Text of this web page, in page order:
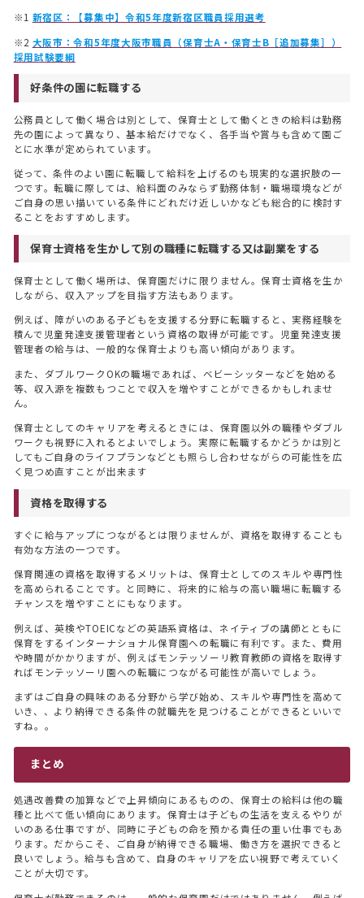
※1 新宿区：【募集中】令和5年度新宿区職員採用選考
※2 大阪市：令和5年度大阪市職員（保育士A・保育士B［追加募集］）
採用試験要綱
好条件の園に転職する
公務員として働く場合は別として、保育士として働くときの給料は勤務
先の園によって異なり、基本給だけでなく、各手当や賞与も含めて園ご
とに水準が定められています。
従って、条件のよい園に転職して給料を上げるのも現実的な選択肢の一
つです。転職に際しては、給料面のみならず勤務体制・職場環境などが
ご自身の思い描いている条件にどれだけ近しいかなども総合的に検討す
ることをおすすめします。
保育士資格を生かして別の職種に転職する又は副業をする
保育士として働く場所は、保育園だけに限りません。保育士資格を生か
しながら、収入アップを目指す方法もあります。
例えば、障がいのある子どもを支援する分野に転職すると、実務経験を
積んで児童発達支援管理者という資格の取得が可能です。児童発達支援
管理者の給与は、一般的な保育士よりも高い傾向があります。
また、ダブルワークOKの職場であれば、ベビーシッターなどを始める
等、収入源を複数もつことで収入を増やすことができるかもしれませ
ん。
保育士としてのキャリアを考えるときには、保育園以外の職種やダブル
ワークも視野に入れるとよいでしょう。実際に転職するかどうかは別と
してもご自身のライフプランなどとも照らし合わせながらの可能性を広
く見つめ直すことが出来ます
資格を取得する
すぐに給与アップにつながるとは限りませんが、資格を取得することも
有効な方法の一つです。
保育関連の資格を取得するメリットは、保育士としてのスキルや専門性
を高められることです。と同時に、将来的に給与の高い職場に転職する
チャンスを増やすことにもなります。
例えば、英検やTOEICなどの英語系資格は、ネイティブの講師とともに
保育をするインターナショナル保育園への転職に有利です。また、費用
や時間がかかりますが、例えばモンテッソーリ教育教師の資格を取得す
ればモンテッソーリ園への転職につながる可能性が高いでしょう。
まずはご自身の興味のある分野から学び始め、スキルや専門性を高めて
いき、、より納得できる条件の就職先を見つけることができるといいで
すね。。
まとめ
処遇改善費の加算などで上昇傾向にあるものの、保育士の給料は他の職
種と比べて低い傾向にあります。保育士は子どもの生活を支えるやりが
いのある仕事ですが、同時に子どもの命を預かる責任の重い仕事でもあ
ります。だからこそ、ご自身が納得できる職場、働き方を選択できると
良いでしょう。給与も含めて、自身のキャリアを広い視野で考えていく
ことが大切です。